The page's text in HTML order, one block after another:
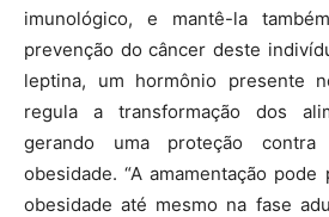
imunológico, e mantê-la
prevenção do câncer deste
leptina, um hormônio presente
regula a transformação dos
gerando uma proteção
obesidade. “A amamentação
obesidade até mesmo na fase